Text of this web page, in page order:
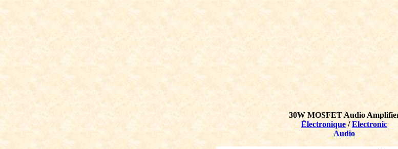
30W MOSFET Audio
Électronique /Electronic
Audio